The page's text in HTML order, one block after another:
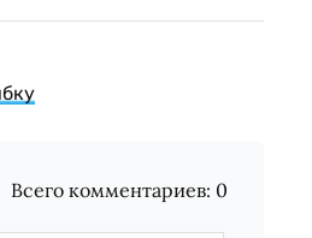
Всего комментариев: 0